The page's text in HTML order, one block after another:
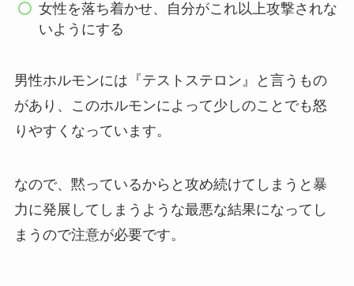
女性を落ち着かせ、自分がこれ以上攻撃されな
いようにする
男性ホルモンには『テストステロン』と言うもの
があり、このホルモンによって少しのことでも怒
りやすくなっています。
なので、黙っているからと攻め続けてしまうと暴
力に発展してしまうような最悪な結果になってし
まうので注意が必要です。